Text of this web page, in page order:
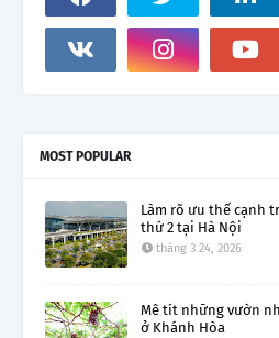
MOST POPULAR
Làm rõ ưu thế cạnh
thứ 2 tại Hà Nội
tháng 3 24, 2026
Mê tít những vườn
ở Khánh Hòa